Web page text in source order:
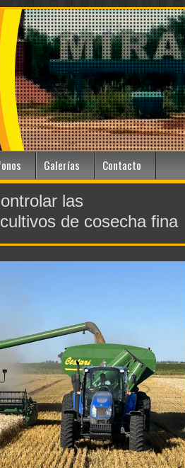
Galerías Contacto
las
de cosecha fina